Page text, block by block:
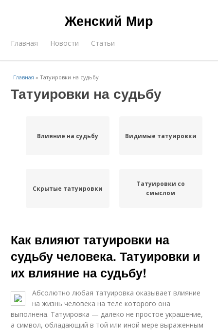
Женский Мир
Главная Новости Статьи
Главная »Татуировки на судьбу
Татуировки на судьбу
Влияние на судьбу Видимые татуировки
Скрытые татуировки
Татуировки со
смыслом
Как влияют татуировки на
судьбу человека. Татуировки и
их влияние на судьбу!
Абсолютно любая татуировка оказывает влияние
на жизнь человека на теле которого она
выполнена. Татуировка — далеко не простое украшение,
а символ, обладающий в той или иной мере выраженным